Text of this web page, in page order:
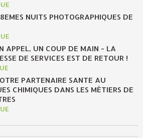
NUITS PHOTOGRAPHIQUES DE
APPEL, UN COUP DE MAIN - LA
DE SERVICES EST DE RETOUR !
PARTENAIRE SANTE AU
CHIMIQUES DANS LES MÉTIERS DE